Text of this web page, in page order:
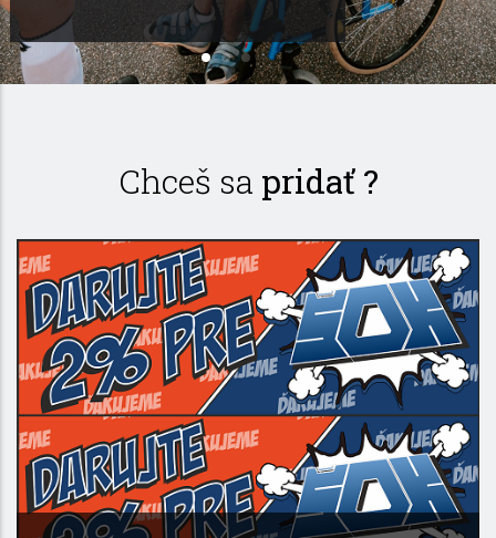
Chceš sa pridať ?